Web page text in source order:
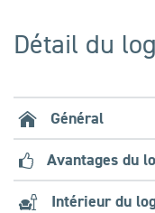
Détail du
Général
Avantages du
Intérieur du